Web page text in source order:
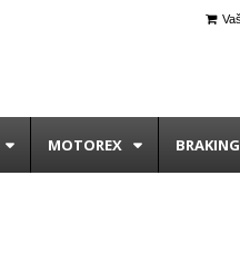
MOTOREX BRAKING